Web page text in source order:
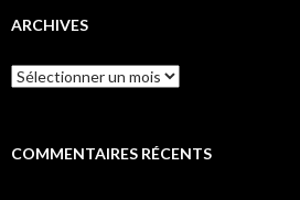
ARCHIVES
Archives
COMMENTAIRES RÉCENTS